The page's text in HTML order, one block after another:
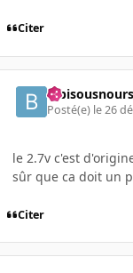
Citer
bibisousnours
Posté(e) le 26
le 2.7v c'est
sûr que ca doit un
Citer